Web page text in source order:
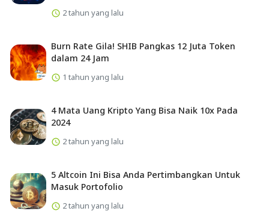
2 tahun yang lalu
Burn Rate Gila! SHIB Pangkas 12 Juta Token
dalam 24 Jam
1 tahun yang lalu
4 Mata Uang Kripto Yang Bisa Naik 10x Pada
2024
2 tahun yang lalu
5 Altcoin Ini Bisa Anda Pertimbangkan Untuk
Masuk Portofolio
2 tahun yang lalu